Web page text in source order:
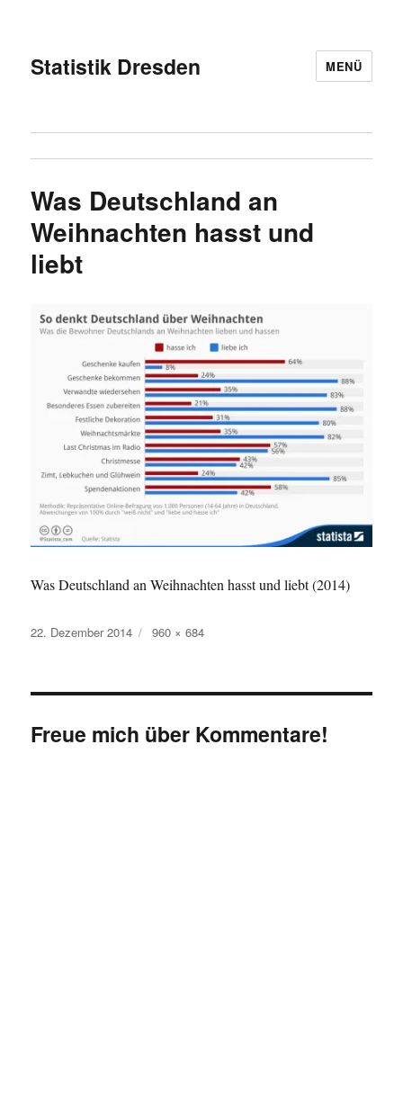
Statistik Dresden MENÜ
Was Deutschland an
Weihnachten hasst und
liebt
Was Deutschland an Weihnachten hasst und liebt (2014)
Veröffentlicht
22. Dezember 2014 Originalgröße
960 × 684
Freue mich über Kommentare!